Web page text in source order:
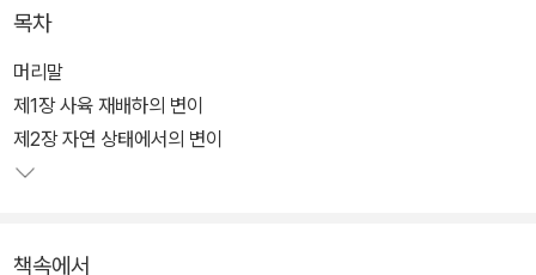
이 학설은 스펜서의 진화론 학설, 헉슬리의 사상 운동이 결부되어 19
세기 말 산업 자볹주의 발전기에 큰 영향을 미친다. 또한 기독교 세계
관에 대해 가장 큰 타격을 가한 저서로도 알려져 있다.
홍신문화사의 '고전으로 미래를 읽는다'시리즈의 20번째 책이며, 과
목차
머리말
제1장 사육 재배하의 변이
제2장 자연 상태에서의 변이
책속에서